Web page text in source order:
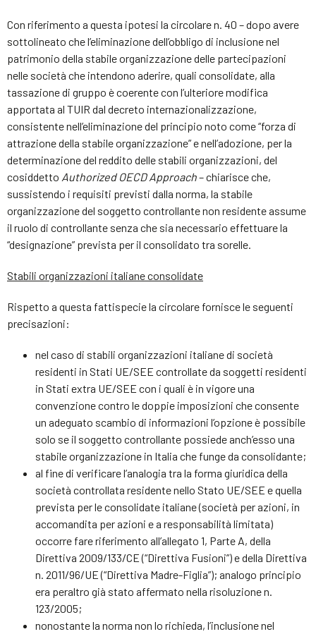
Con riferimento a questa ipotesi la circolare n. 40 – dopo avere
sottolineato che l’eliminazione dell’obbligo di inclusione nel
patrimonio della stabile organizzazione delle partecipazioni
nelle società che intendono aderire, quali consolidate, alla
tassazione di gruppo è coerente con l’ulteriore modifica
apportata al TUIR dal decreto internazionalizzazione,
consistente nell’eliminazione del principio noto come “forza di
attrazione della stabile organizzazione” e nell’adozione, per la
determinazione del reddito delle stabili organizzazioni, del
cosiddetto Authorized OECD Approach– chiarisce che,
sussistendo i requisiti previsti dalla norma, la stabile
organizzazione del soggetto controllante non residente assume
il ruolo di controllante senza che sia necessario effettuare la
“designazione” prevista per il consolidato tra sorelle.
Stabili organizzazioni italiane consolidate
Rispetto a questa fattispecie la circolare fornisce le seguenti
precisazioni:
nel caso di stabili organizzazioni italiane di società
residenti in Stati UE/SEE controllate da soggetti residenti
in Stati extra UE/SEE con i quali è in vigore una
convenzione contro le doppie imposizioni che consente
un adeguato scambio di informazioni l’opzione è possibile
solo se il soggetto controllante possiede anch’esso una
stabile organizzazione in Italia che funge da consolidante;
al fine di verificare l’analogia tra la forma giuridica della
società controllata residente nello Stato UE/SEE e quella
prevista per le consolidate italiane (società per azioni, in
accomandita per azioni e a responsabilità limitata)
occorre fare riferimento all’allegato 1, Parte A, della
Direttiva 2009/133/CE (“Direttiva Fusioni”) e della Direttiva
n. 2011/96/UE (“Direttiva Madre-Figlia”); analogo principio
era peraltro già stato affermato nella risoluzione n.
123/2005;
nonostante la norma non lo richieda, l’inclusione nel